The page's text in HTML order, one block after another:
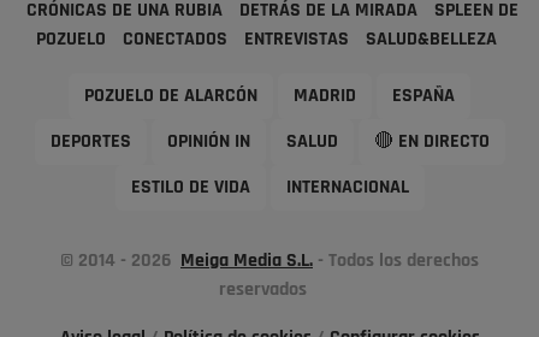
CRÓNICAS DE UNA RUBIA
DETRÁS DE LA MIRADA
SPLEEN DE
POZUELO
CONECTADOS ENTREVISTAS SALUD&BELLEZA
POZUELO DE ALARCÓN MADRID ESPAÑA
DEPORTES OPINIÓN IN SALUD 🔴 EN DIRECTO
ESTILO DE VIDA INTERNACIONAL
© 2014 - 2026 Meiga Media S.L. - Todos los derechos
reservados